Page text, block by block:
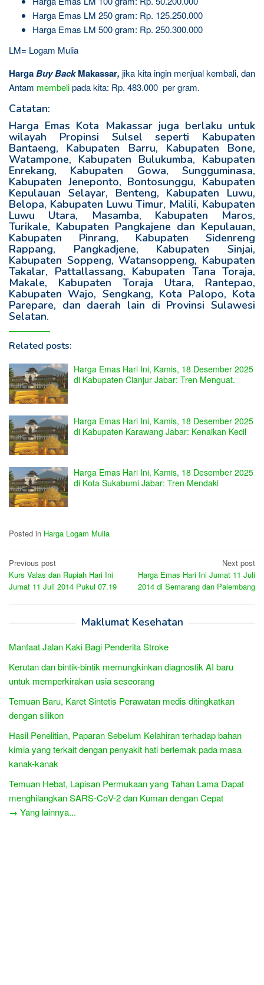
Harga Emas LM 250 gram: Rp. 125.250.000
Harga Emas LM 500 gram: Rp. 250.300.000
LM= Logam Mulia
HargaBuy BackMakassar, jika kita ingin menjual kembali, dan
Antam membelipada kita: Rp. 483.000 per gram.
Catatan:
Harga Emas Kota Makassar juga berlaku untuk
wilayah Propinsi Sulsel seperti Kabupaten
Bantaeng, Kabupaten Barru, Kabupaten Bone,
Watampone, Kabupaten Bulukumba, Kabupaten
Enrekang, Kabupaten Gowa, Sungguminasa,
Kabupaten Jeneponto, Bontosunggu, Kabupaten
Kepulauan Selayar, Benteng, Kabupaten Luwu,
Belopa, Kabupaten Luwu Timur, Malili, Kabupaten
Luwu Utara, Masamba, Kabupaten Maros,
Turikale, Kabupaten Pangkajene dan Kepulauan,
Kabupaten Pinrang, Kabupaten Sidenreng
Rappang, Pangkadjene, Kabupaten Sinjai,
Kabupaten Soppeng, Watansoppeng, Kabupaten
Takalar, Pattallassang, Kabupaten Tana Toraja,
Makale, Kabupaten Toraja Utara, Rantepao,
Kabupaten Wajo, Sengkang, Kota Palopo, Kota
Parepare, dan daerah lain di Provinsi Sulawesi
Selatan.
Related posts:
Harga Emas Hari Ini, Kamis, 18 Desember 2025
di Kabupaten Cianjur Jabar: Tren Menguat.
Harga Emas Hari Ini, Kamis, 18 Desember 2025
di Kabupaten Karawang Jabar: Kenaikan Kecil
Harga Emas Hari Ini, Kamis, 18 Desember 2025
di Kota Sukabumi Jabar: Tren Mendaki
Posted in Harga Logam Mulia
Post
navigation
Previous post
Kurs Valas dan Rupiah Hari Ini
Jumat 11 Juli 2014 Pukul 07.19
Next post
Harga Emas Hari Ini Jumat 11 Juli
2014 di Semarang dan Palembang
Maklumat Kesehatan
Manfaat Jalan Kaki Bagi Penderita Stroke
Kerutan dan bintik-bintik memungkinkan diagnostik AI baru
untuk memperkirakan usia seseorang
Temuan Baru, Karet Sintetis Perawatan medis ditingkatkan
dengan silikon
Hasil Penelitian, Paparan Sebelum Kelahiran terhadap bahan
kimia yang terkait dengan penyakit hati berlemak pada masa
kanak-kanak
Temuan Hebat, Lapisan Permukaan yang Tahan Lama Dapat
menghilangkan SARS-CoV-2 dan Kuman dengan Cepat
→ Yang lainnya...